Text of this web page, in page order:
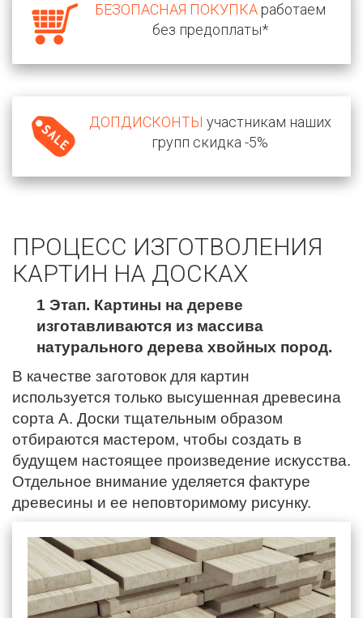
БЕЗОПАСНАЯ ПОКУПКАработаем
без предоплаты*
ДОПДИСКОНТЫ участникам наших
групп скидка -5%
ПРОЦЕСС ИЗГОТВОЛЕНИЯ
КАРТИН НА ДОСКАХ
1 Этап. Картины на дереве
изготавливаются из массива
натурального дерева хвойных пород.
В качестве заготовок для картин
используется только высушенная древесина
сорта А. Доски тщательным образом
отбираются мастером, чтобы создать в
будущем настоящее произведение искусства.
Отдельное внимание уделяется фактуре
древесины и ее неповторимому рисунку.